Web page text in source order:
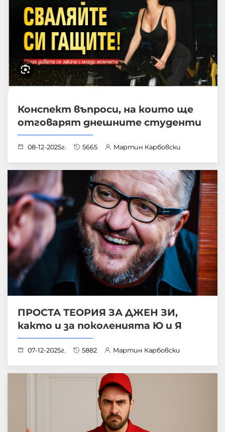
Конспект въпроси, на които ще
отговарят днешните студенти
08-12-2025г. 5665 Мартин Карбовски
ПРОСТА ТЕОРИЯ ЗА ДЖЕН ЗИ,
както и за поколенията Ю и Я
07-12-2025г. 5882 Мартин Карбовски